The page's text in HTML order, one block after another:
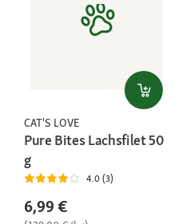
CAT'S LOVE
Pure Bites Lachsfilet 50
g
4.0 (3)
6,99 €